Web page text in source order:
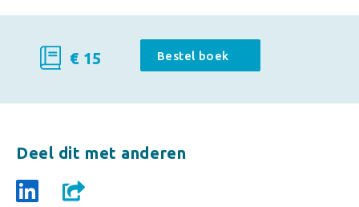
€ 15 Bestel boek
Deel dit met anderen